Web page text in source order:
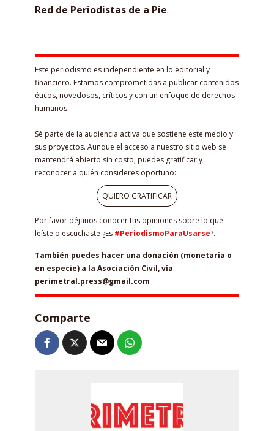
Red de Periodistas de a Pie.
Este periodismo es independiente en lo editorial y
financiero. Estamos comprometidas a publicar contenidos
éticos, novedosos, críticos y con un enfoque de derechos
humanos.
Sé parte de la audiencia activa que sostiene este medio y
sus proyectos. Aunque el acceso a nuestro sitio web se
mantendrá abierto sin costo, puedes gratificar y
reconocer a quién consideres oportuno:
QUIERO GRATIFICAR
Por favor déjanos conocer tus opiniones sobre lo que
leíste o escuchaste ¿Es #PeriodismoParaUsarse?.
También puedes hacer una donación (monetaria o
en especie) a la Asociación Civil, vía
perimetral.press@gmail.com
Comparte